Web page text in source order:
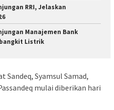
RRI, Jelaskan
Manajemen Bank
Listrik
Sandeq, Syamsul Samad,
mulai diberikan hari